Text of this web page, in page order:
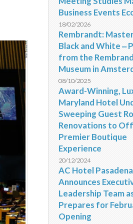
Business Events
18/02/2026
Rembrandt:
Black and White ‒
from the
Museum in
08/10/2025
Award-Winning,
Maryland Hotel
Sweeping Guest
Renovations to
Premier Boutique
Experience
20/12/2024
AC Hotel Pasadena
Announces
Leadership Team
Prepares for
Opening